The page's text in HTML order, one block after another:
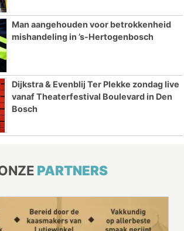
Man aangehouden voor betrokkenheid
mishandeling in ’s-Hertogenbosch
Dijkstra & Evenblij Ter Plekke zondag live
vanaf Theaterfestival Boulevard in Den
Bosch
PARTNERS